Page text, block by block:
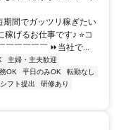
間でガッツリ稼ぎたい
げるお仕事です♪ ⭐コ
￣￣￣￣￣ ⏩当社で...
主婦・主夫歓迎
OK 平日のみOK
転勤なし
フト提出
研修あり